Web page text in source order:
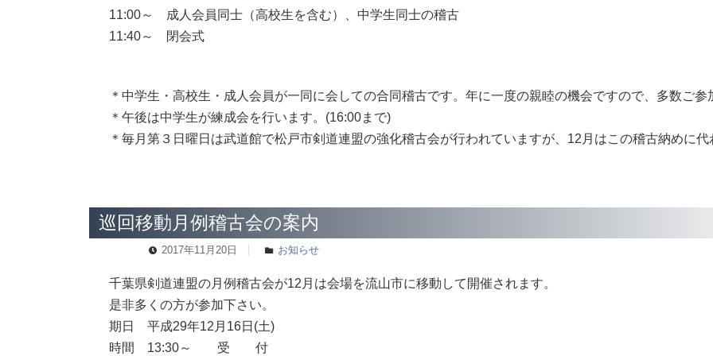
11:00～ 成人会員同士（高校生を含む）、中学生同士の稽古
11:40～ 閉会式
＊中学生・高校生・成人会員が一同に会しての合同稽古です。年に一度の親睦の機会ですので、多数ご参
＊午後は中学生が練成会を行います。(16:00まで)
＊毎月第３日曜日は武道館で松戸市剣道連盟の強化稽古会が行われていますが、12月はこの稽古納めに代
巡回移動月例稽古会の案内
2017年11月20日 お知らせ
千葉県剣道連盟の月例稽古会が12月は会場を流山市に移動して開催されます。
是非多くの方が参加下さい。
期日 平成29年12月16日(土)
時間 13:30～ 受 付